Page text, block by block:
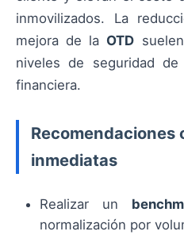
inmovilizados. La
mejora de la OTD
niveles de seguridad
financiera.
Recomendaciones
inmediatas
Realizar un
normalización por